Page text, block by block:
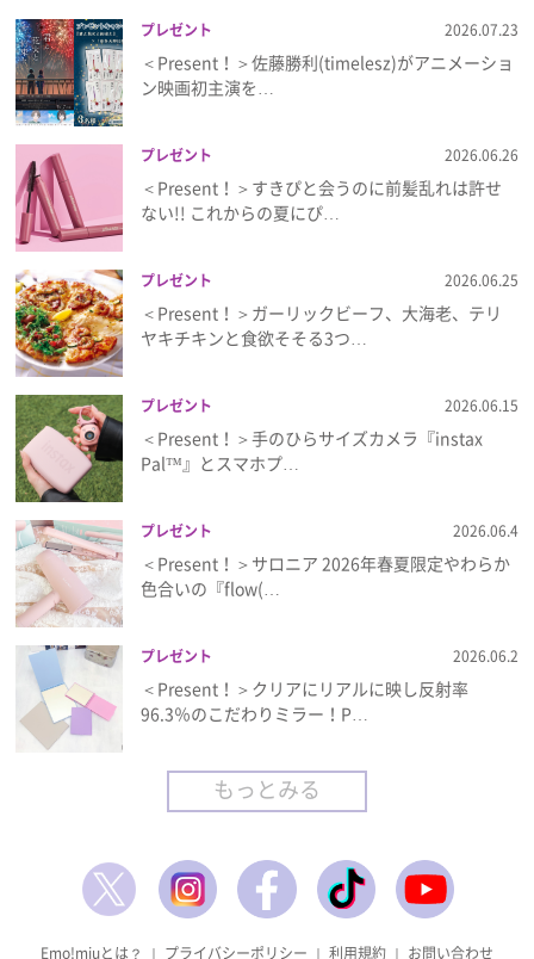
お問い合わせ
プレゼント 2026.07.23
＜Present！＞佐藤勝利(timelesz)がアニメーショ
ン映画初主演を…
プレゼント 2026.06.26
＜Present！＞すきぴと会うのに前髪乱れは許せ
ない!! これからの夏にぴ…
プレゼント 2026.06.25
＜Present！＞ガーリックビーフ、大海老、テリ
ヤキチキンと食欲そそる3つ…
プレゼント 2026.06.15
＜Present！＞手のひらサイズカメラ『instax
Pal™』とスマホプ…
プレゼント 2026.06.4
＜Present！＞サロニア 2026年春夏限定やわらか
色合いの『flow(…
プレゼント 2026.06.2
＜Present！＞クリアにリアルに映し反射率
96.3％のこだわりミラー！P…
もっとみる
Emo!miuとは？ ｜ プライバシーポリシー ｜ 利用規約 ｜ お問い合わせ